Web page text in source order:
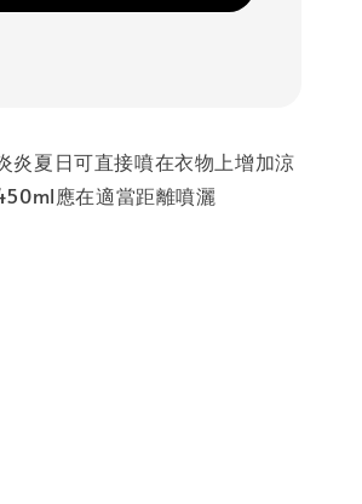
炎夏日可直接噴在衣物上增加涼
應在適當距離噴灑